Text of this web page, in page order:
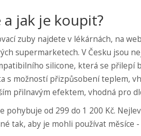
a jak je koupit?
zuby najdete v lékárnách, na
supermarketech. V Česku jsou
silicone, která se přilepí
s možností přizpůsobení teplem,
přilnavým efektem, vhodná pro
pohybuje od 299 do 1 200 Kč.
tak, aby je mohli používat měsíce